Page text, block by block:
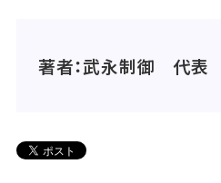
著者：武永制御 代